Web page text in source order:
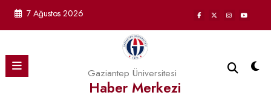
7 Ağustos 2026
Gaziantep Üniversitesi
Haber Merkezi